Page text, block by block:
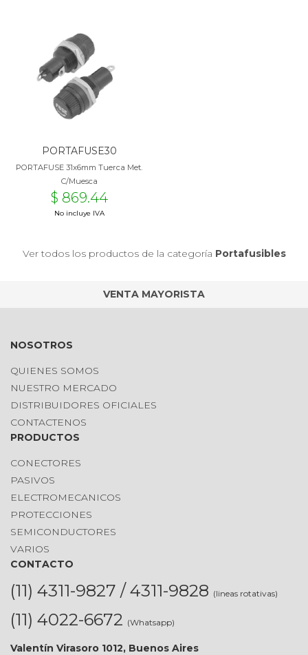
PORTAFUSE30
PORTAFUSE 31x6mm Tuerca Met.
C/Muesca
$ 869.44
No incluye IVA
Ver todos los productos de la categoría Portafusibles
VENTA MAYORISTA
NOSOTROS
QUIENES SOMOS
NUESTRO MERCADO
DISTRIBUIDORES OFICIALES
CONTACTENOS
PRODUCTOS
CONECTORES
PASIVOS
ELECTROMECANICOS
PROTECCIONES
SEMICONDUCTORES
VARIOS
CONTACTO
(11) 4311-9827 / 4311-9828 (lineas rotativas)
(11) 4022-6672 (Whatsapp)
Valentín Virasoro 1012, Buenos Aires